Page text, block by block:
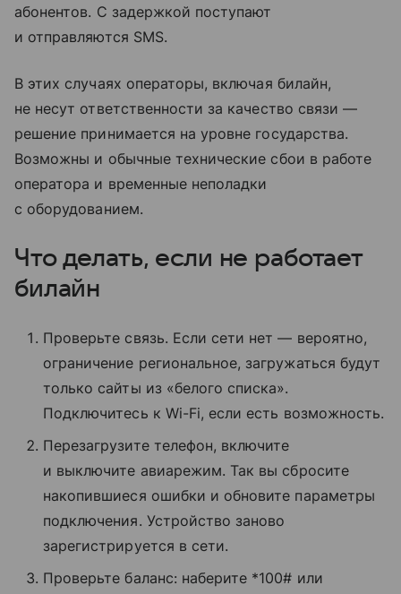
абонентов. С задержкой поступают
и отправляются SMS.
В этих случаях операторы, включая билайн,
не несут ответственности за качество связи —
решение принимается на уровне государства.
Возможны и обычные технические сбои в работе
оператора и временные неполадки
с оборудованием.
Что делать, если не работает
билайн
Проверьте связь. Если сети нет — вероятно,
ограничение региональное, загружаться будут
только сайты из «белого списка».
Подключитесь к Wi-Fi, если есть возможность.
Перезагрузите телефон, включите
и выключите авиарежим. Так вы сбросите
накопившиеся ошибки и обновите параметры
подключения. Устройство заново
зарегистрируется в сети.
Проверьте баланс: наберите *100# или